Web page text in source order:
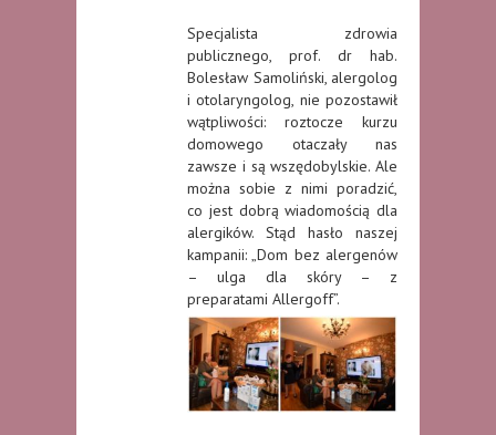
Specjalista zdrowia
publicznego, prof. dr hab.
Bolesław Samoliński, alergolog
i otolaryngolog, nie pozostawił
wątpliwości: roztocze kurzu
domowego otaczały nas
zawsze i są wszędobylskie. Ale
można sobie z nimi poradzić,
co jest dobrą wiadomością dla
alergików. Stąd hasło naszej
kampanii: „Dom bez alergenów
– ulga dla skóry – z
preparatami Allergoff”.